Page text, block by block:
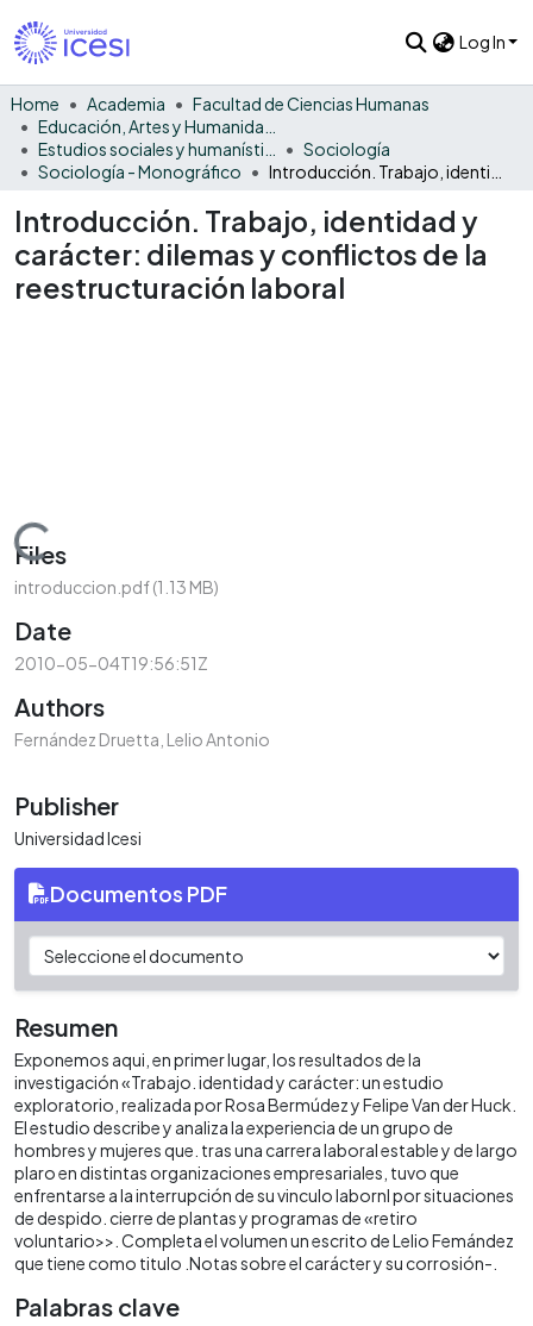
Log In
Home Academia
Facultad de Ciencias Humanas
Sociología
Sociología - Monográfico
Introducción. Trabajo, identidad y
carácter: dilemas y conflictos de la
reestructuración laboral
Loading...
Files
introduccion.pdf(1.13 MB)
Date
2010-05-04T19:56:51Z
Authors
Fernández Druetta, Lelio Antonio
Publisher
Universidad Icesi
Documentos PDF
Resumen
Exponemos aqui, en primer lugar, los resultados de la
investigación «Trabajo. identidad y carácter: un estudio
exploratorio, realizada por Rosa Bermúdez y Felipe Van der Huck.
El estudio describe y analiza la experiencia de un grupo de
hombres y mujeres que. tras una carrera laboral estable y de largo
plaro en distintas organizaciones empresariales, tuvo que
enfrentarse a la interrupción de su vinculo labornl por situaciones
de despido. cierre de plantas y programas de «retiro
voluntario>>. Completa el volumen un escrito de Lelio Femández
que tiene como titulo .Notas sobre el carácter y su corrosión-.
Palabras clave